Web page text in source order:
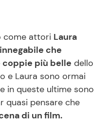
Cucina e Ricette
Consigli di Cucina
come attori Laura
che
coppie più belle dello
e Laura sono ormai
in queste ultime sono
quasi pensare che
di un film.